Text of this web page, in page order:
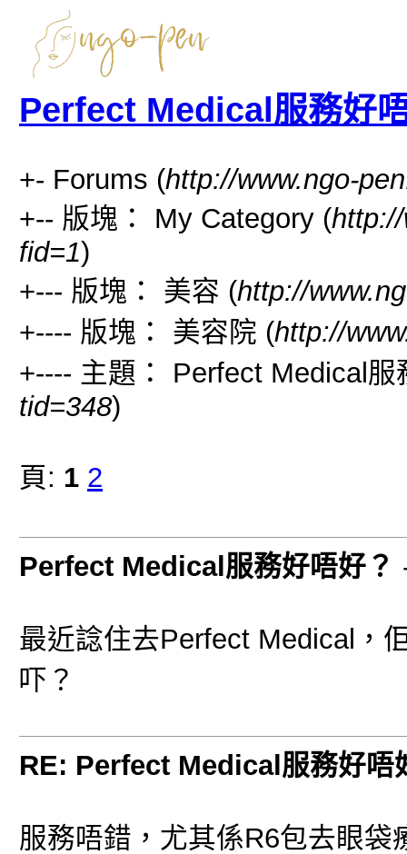
Perfect Medical服務好
+- Forums (http://www.ngo-
+-- 版塊： My Category (
fid=1)
+--- 版塊： 美容 (http://
+---- 版塊： 美容院 (http://
+---- 主題： Perfect Medical服
tid=348)
頁: 1 2
Perfect Medical服務好唔好？
最近諗住去Perfect Medical，
吓？
RE: Perfect Medical服務好唔
服務唔錯，尤其係R6包去眼